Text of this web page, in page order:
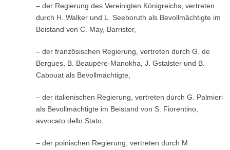
– der Regierung des Vereinigten Königreichs, vertreten
durch H. Walker und L. Seeboruth als Bevollmächtigte im
Beistand von C. May, Barrister,
– der französischen Regierung, vertreten durch G. de
Bergues, B. Beaupère-Manokha, J. Gstalster und B.
Cabouat als Bevollmächtigte,
– der italienischen Regierung, vertreten durch G. Palmieri
als Bevollmächtigte im Beistand von S. Fiorentino,
avvocato dello Stato,
– der polnischen Regierung, vertreten durch M.